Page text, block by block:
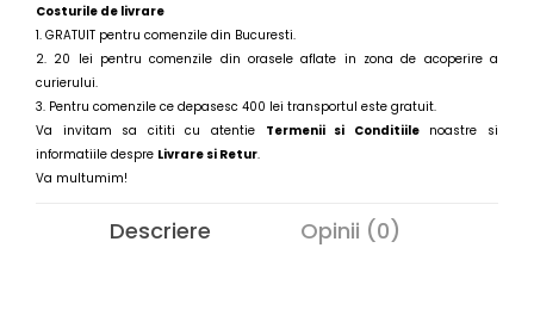
Costurile de livrare
1. GRATUIT pentru comenzile din Bucuresti.
2. 20 lei pentru comenzile din orasele aflate in zona de acoperire a
curierului.
3. Pentru comenzile ce depasesc 400 lei transportul este gratuit.
Va invitam sa cititi cu atentie Termenii si Conditiilenoastre si
informatiile despre Livrare si Retur.
Va multumim!
Descriere Opinii (0)